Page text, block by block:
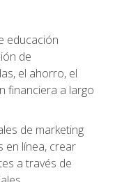
educación
de
el ahorro, el
financiera a largo
de marketing
en línea, crear
a través de